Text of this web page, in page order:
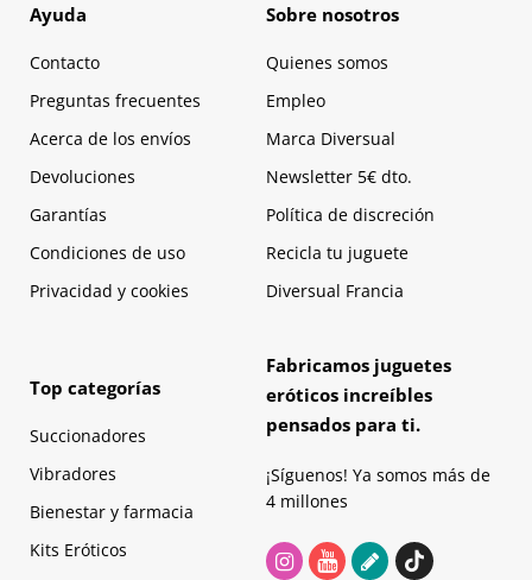
Ayuda
Contacto
Preguntas frecuentes
Acerca de los envíos
Devoluciones
Garantías
Condiciones de uso
Privacidad y cookies
Sobre nosotros
Quienes somos
Empleo
Marca Diversual
Newsletter 5€ dto.
Política de discreción
Recicla tu juguete
Diversual Francia
Top categorías
Succionadores
Vibradores
Bienestar y farmacia
Kits Eróticos
Fabricamos juguetes
eróticos increíbles
pensados para ti.
¡Síguenos! Ya somos más de
4 millones